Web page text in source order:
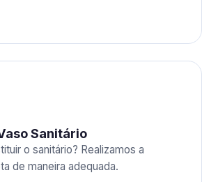
Sanitário
o sanitário? Realizamos a
de maneira adequada.